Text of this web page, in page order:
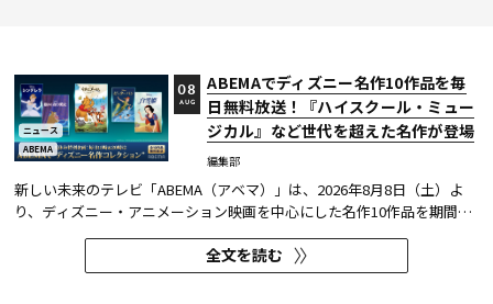
ニュース
ABEMA
ABEMAでディズニー名作10作品を毎
日無料放送！『ハイスクール・ミュー
ジカル』など世代を超えた名作が登場
編集部
08
AUG
新しい未来のテレビ「ABEMA（アベマ）」は、2026年8月8日（土）よ
り、ディズニー・アニメーション映画を中心にした名作10作品を期間限
定で無料放送することを決定した。
全文を読む